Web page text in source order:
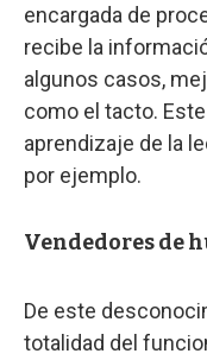
encargada de
recibe la
algunos casos,
como el tacto.
aprendizaje de la
por ejemplo.
Vendedores de
De este
totalidad del